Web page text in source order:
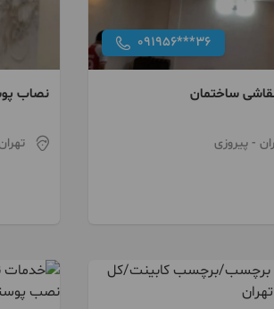
091956***36
ساختمان
- پیروزی
نصاب